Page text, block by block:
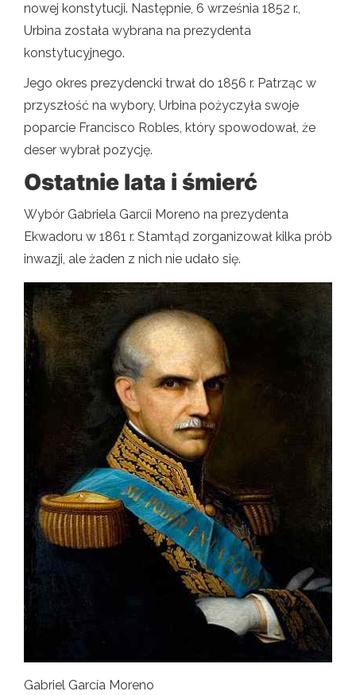
nowej konstytucji. Następnie, 6 września 1852 r.,
Urbina została wybrana na prezydenta
konstytucyjnego.
Jego okres prezydencki trwał do 1856 r. Patrząc w
przyszłość na wybory, Urbina pożyczyła swoje
poparcie Francisco Robles, który spowodował, że
deser wybrał pozycję.
Ostatnie lata i śmierć
Wybór Gabriela Garcíi Moreno na prezydenta
Ekwadoru w 1861 r. Stamtąd zorganizował kilka prób
inwazji, ale żaden z nich nie udało się.
Gabriel García Moreno